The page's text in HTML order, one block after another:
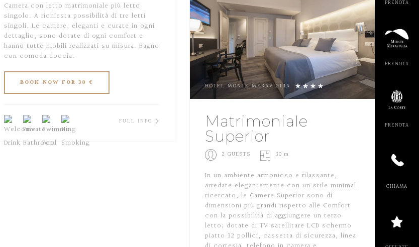
Camera con letto matrimoniale più letto
singolo. A richiesta possibilità di tre letti
singoli. Le camere, eleganti e curate in ogni
dettaglio, sono dotate di ogni comfort e
hanno tutte mobili realizzati su misura. Bagno
con comoda doccia.
FULL INFO
HOTEL MONTE MERAVIGLIA
Matrimoniale
Superior
2 GUESTS 30 m
In un ambiente armonioso e rilassante,
arredate elegantemente con un stile minimal
ricercato, le Camere Superior sono di
dimensioni più grandi rispetto alle Comfort
con la possibilità di aggiungere un terzo
letto; dotate di TV satellitare LCD schermo
piatto 32 pollici, cassetta di sicurezza, linea